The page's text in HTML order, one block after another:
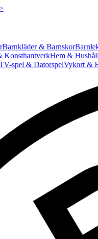
Barnkläder & Barnskor
KonsthantverkHem & Hushåll
spel & DatorspelVykort &